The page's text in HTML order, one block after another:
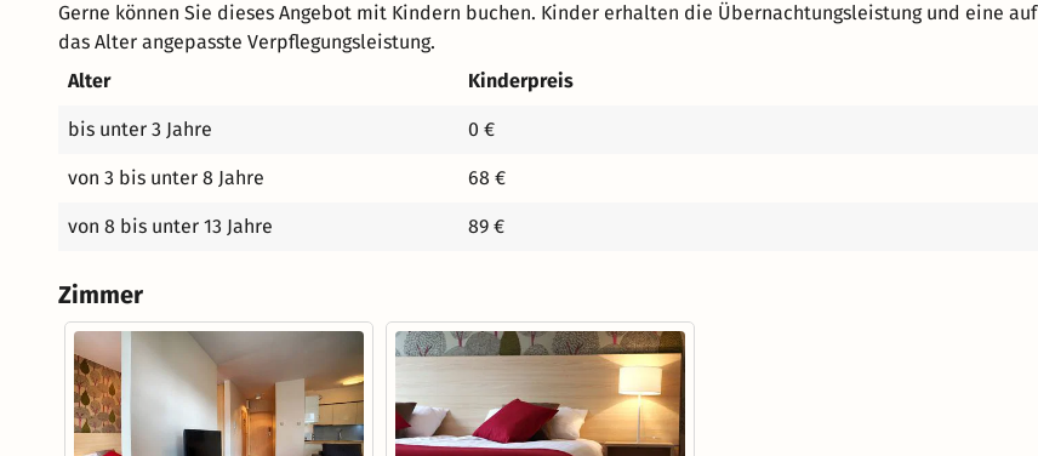
Gerne können Sie dieses Angebot mit Kindern buchen. Kinder erhalten die Übernachtungsleistung und eine auf
das Alter angepasste Verpflegungsleistung.
Alter
Kinderpreis
bis unter 3 Jahre 0 €
von 3 bis unter 8 Jahre 68 €
von 8 bis unter 13 Jahre 89 €
Zimmer